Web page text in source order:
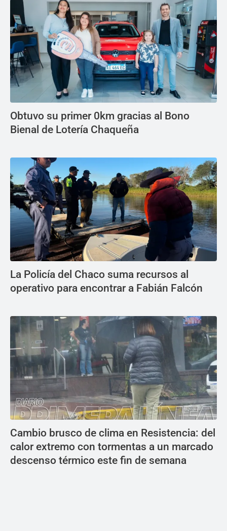
Obtuvo su primer 0km gracias al Bono
Bienal de Lotería Chaqueña
La Policía del Chaco suma recursos al
operativo para encontrar a Fabián Falcón
Cambio brusco de clima en Resistencia: del
calor extremo con tormentas a un marcado
descenso térmico este fin de semana